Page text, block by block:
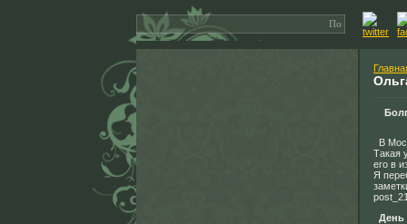
В
Такая
его в
Я
День